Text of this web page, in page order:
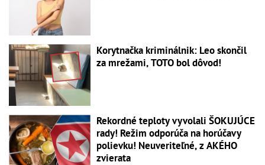
Korytnačka kriminálnik: Leo skončil
za mrežami, TOTO bol dôvod!
Rekordné teploty vyvolali ŠOKUJÚCE
rady! Režim odporúča na horúčavy
polievku! Neuveriteľné, z AKÉHO
zvierata